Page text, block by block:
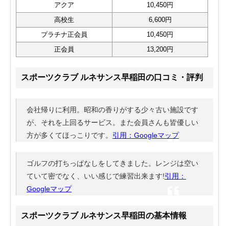
アクア
10,450円
高校生
6,600円
プラチナ正会員
10,450円
正会員
13,200円
スポーツクラブ ルネサンス早稲田の口コミ・評判
会社帰りに利用。昭和の香りがする少々古い施設です
が、それを上回るサービス。また会員さんも皆優しい
方が多くてほっこりです。 引用：Googleマップ
ゴルフの打ちっぱなしをしてきました。レンジは空い
ていて密でなく、いい感じで練習出来ます!引用：
Googleマップ
スポーツクラブ ルネサンス早稲田の基本情報